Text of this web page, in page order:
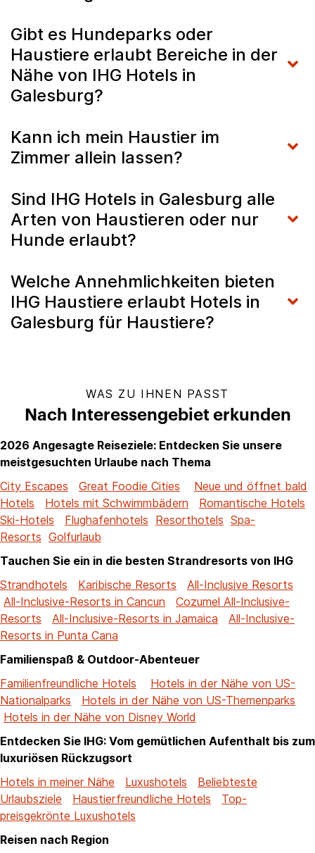
Gibt es Hundeparks oder
Haustiere erlaubt Bereiche in der
Nähe von IHG Hotels in
Galesburg?
Kann ich mein Haustier im
Zimmer allein lassen?
Sind IHG Hotels in Galesburg alle
Arten von Haustieren oder nur
Hunde erlaubt?
Welche Annehmlichkeiten bieten
IHG Haustiere erlaubt Hotels in
Galesburg für Haustiere?
WAS ZU IHNEN PASST
Nach Interessengebiet erkunden
2026 Angesagte Reiseziele: Entdecken Sie unsere
meistgesuchten Urlaube nach Thema
City Escapes
Great Foodie Cities
Neue und öffnet bald
Hotels
Hotels mit Schwimmbädern
Romantische Hotels
Ski-Hotels
Flughafenhotels Resorthotels Spa-
Resorts Golfurlaub
Tauchen Sie ein in die besten Strandresorts von IHG
Strandhotels
Karibische Resorts
All-Inclusive Resorts
All-Inclusive-Resorts in Cancun
Cozumel All-Inclusive-
Resorts
All-Inclusive-Resorts in Jamaica
All-Inclusive-
Resorts in Punta Cana
Familienspaß & Outdoor-Abenteuer
Familienfreundliche Hotels
Hotels in der Nähe von US-
Nationalparks
Hotels in der Nähe von US-Themenparks
Hotels in der Nähe von Disney World
Entdecken Sie IHG: Vom gemütlichen Aufenthalt bis zum
luxuriösen Rückzugsort
Hotels in meiner Nähe
Luxushotels
Beliebteste
Urlaubsziele
Haustierfreundliche Hotels
Top-
preisgekrönte Luxushotels
Reisen nach Region